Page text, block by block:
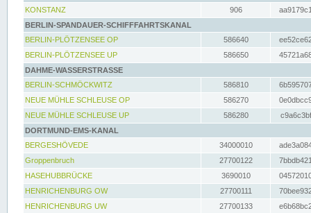
KONSTANZ
906
BERLIN-SPANDAUER-SCHIFFFAHRTSKANAL
BERLIN-PLÖTZENSEE OP
586640
BERLIN-PLÖTZENSEE UP
586650
DAHME-WASSERSTRASSE
BERLIN-SCHMÖCKWITZ
586810
NEUE MÜHLE SCHLEUSE OP
586270
NEUE MÜHLE SCHLEUSE UP
586280
DORTMUND-EMS-KANAL
BERGESHÖVEDE
34000010
Groppenbruch
27700122
HASEHUBBRÜCKE
3690010
HENRICHENBURG OW
27700111
HENRICHENBURG UW
27700133